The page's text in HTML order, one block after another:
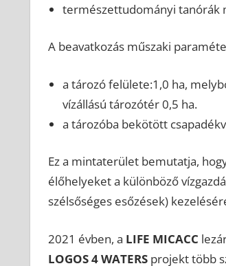
természettudományi tanórák
A beavatkozás műszaki
a tározó felülete:1,0 ha,
vízállású tározótér 0,5 ha.
a tározóba bekötött
Ez a mintaterület bemutatja,
élőhelyeket a különböző
szélsőséges esőzések)
2021 évben, a LIFE MICACC
LOGOS 4 WATERSprojekt több